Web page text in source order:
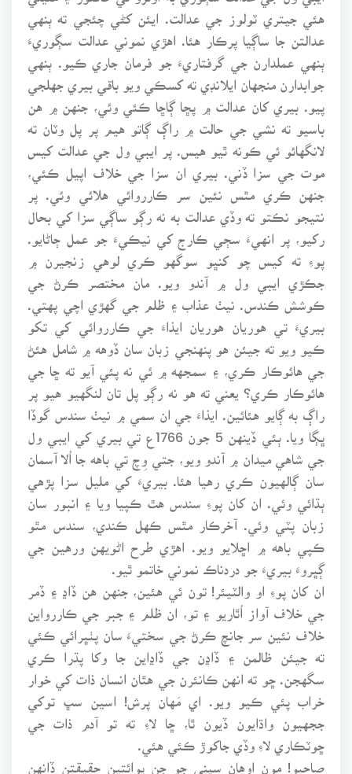
هئي جيتري ٽولوز جي عدالت. ايئن کڻي چئجي ته ٻنهي
عدالتن جا ساڳيا پرڪار هئا. اهڙي نموني عدالت سڳوريءَ
ٻنهي عملدارن جي گرفتاريءَ جو فرمان جاري ڪيو. ٻنهي
جوابدارن منجهان ايلانڊي ته کسڪي ويو باقي بيري جهلجي
پيو. بيري کان عدالت ۾ پڇا ڳاڇا ڪئي وئي، جنهن ۾ هن
باسيو ته نشي جي حالت ۾ راڳ ڳاتو هيم پر پل وٽان ته
لانگهائو ئي ڪونه ٿيو هيس. پر ايبي ول جي عدالت کيس
موت جي سزا ڏني. بيري ان سزا جي خلاف اپيل ڪئي،
جنهن ڪري مٿس نئين سر ڪارروائي هلائي وئي. پر
نتيجو نڪتو ته وڏي عدالت به نه رڳو ساڳي سزا کي بحال
رکيو، پر انهيءَ سڄي ڪارج کي نيڪيءَ جو عمل ڄاڻايو.
پوءِ ته کيس چو کنڀو سوگهو ڪري لوهي زنجيرن ۾
جڪڙي ايبي ول ۾ آندو ويو. مان مختصر ڪرڻ جي
ڪوشش ڪندس. نيٺ عذاب ۽ ظلم جي گهڙي اچي پهتي.
بيريءَ تي هوريان هوريان ايذاءَ جي ڪارروائي کي تکو
ڪيو ويو ته جيئن هو پنهنجي زبان سان ڏوهه ۾ شامل هئڻ
جي هائوڪار ڪري، ۽ سمجهه ۾ ئي نه پئي آيو ته ڇا جي
هائوڪار ڪري؟ يعني ته هو نه رڳو پل تان لنگهيو هيو پر
راڳ به ڳايو هئائين. ايذاءَ جي ان سمي ۾ نيٺ سندس گوڏا
ڀڳا ويا. ٻئي ڏينهن 5 جون 1766ع تي بيري کي ايبي ول
جي شاهي ميدان ۾ آندو ويو، جتي وِچ تي باهه جا اُلا آسمان
سان ڳالهيون ڪري رهيا هئا. بيريءَ کي مليل سزا پڙهي
ٻڌائي وئي. ان کان پوءِ سندس هٿ ڪپيا ويا ۽ انبور سان
زبان پٽي وئي. آخرڪار مٿس ڪهل ڪندي، سندس مٿو
ڪپي باهه ۾ اڇلايو ويو. اهڙي طرح اڻويهن ورهين جي
ڳڀروءَ بيريءَ جو دردناڪ نموني خاتمو ٿيو.
ان کان پوءِ او والٽيئر! تون ئي هئين، جنهن هن ڏاڍ ۽ ڏمر
جي خلاف آواز اُٿاريو ۽ تو، ان ظلم ۽ جبر جي ڪاررواين
خلاف نئين سر جانچ ڪرڻ جي سختيءَ سان پٺڀرائي ڪئي
ته جيئن ظالمن ۽ ڏاڍن جي ڏاڍاين جا وکا پڌرا ڪري
سگهجن. ڇو ته انهن ڪانئرن جي هٿان انسان ذات کي خوار
خراب پئي ڪيو ويو. اي مَهان پرش! اسين سڀ توکي
ججهيون واڌايون ڏيون ٿا، ڇا لاءِ ته تو آدم ذات جي
ڇوٽڪاري لاءِ وڏي جاکوڙ ڪئي هئي.
صاحبو! مون اوهان سڀني جو جن ڀوائتين حقيقتن ڏانهن